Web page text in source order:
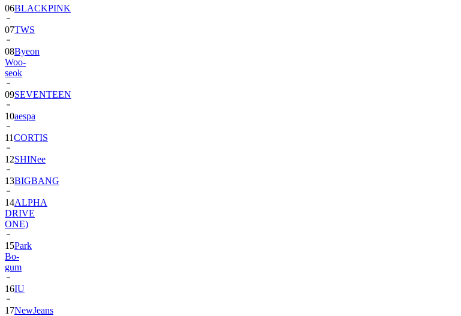
06BLACKPINK
07TWS
08Byeon
Woo-
seok
09SEVENTEEN
10aespa
11CORTIS
12SHINee
13BIGBANG
14ALPHA
DRIVE
ONE)
15Park
Bo-
gum
16IU
17NewJeans